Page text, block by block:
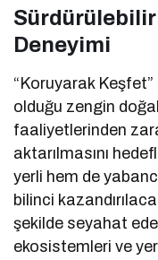
Deneyimi
“Koruyarak
olduğu zengin
faaliyetlerinden
aktarılmasını
yerli hem de
bilinci
şekilde seyahat
ekosistemleri ve